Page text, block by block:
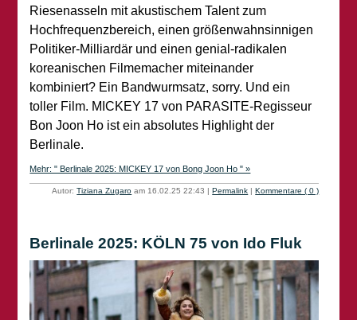
Riesenasseln mit akustischem Talent zum
Hochfrequenzbereich, einen größenwahnsinnigen
Politiker-Milliardär und einen genial-radikalen
koreanischen Filmemacher miteinander
kombiniert? Ein Bandwurmsatz, sorry. Und ein
toller Film. MICKEY 17 von PARASITE-Regisseur
Bon Joon Ho ist ein absolutes Highlight der
Berlinale.
Mehr: " Berlinale 2025: MICKEY 17 von Bong Joon Ho " »
Autor:Tiziana Zugaro am 16.02.25 22:43 |Permalink |Kommentare ( 0 )
Berlinale 2025: KÖLN 75 von Ido Fluk